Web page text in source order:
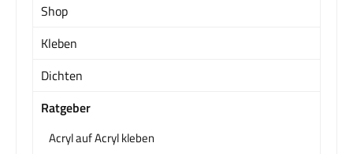
Shop
Kleben
Dichten
Ratgeber
Acryl auf Acryl kleben